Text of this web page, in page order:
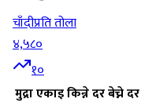
चाँदीप्रति तोला
४,५८०
१०
मुद्राएकाइकिन्ने दरबेच्ने दर